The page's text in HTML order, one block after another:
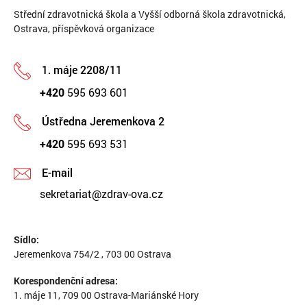
Střední zdravotnická škola a Vyšší odborná škola zdravotnická,
Ostrava, příspěvková organizace
1. máje 2208/11
+420 595 693 601
Ústředna Jeremenkova 2
+420 595 693 531
E-mail
sekretariat@zdrav-ova.cz
Sídlo:
Jeremenkova 754/2 , 703 00 Ostrava
Korespondenční adresa:
1. máje 11, 709 00 Ostrava-Mariánské Hory